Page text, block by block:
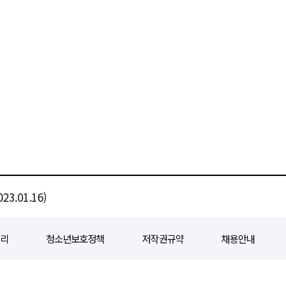
청소년보호정책 저작권규약 채용안내